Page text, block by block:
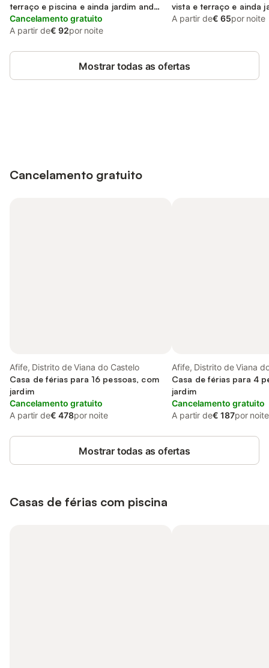
terraço e piscina e ainda jardim and
vista
Cancelamento gratuito
A partir de€ 92por noite
vista e terraço e ainda
animais de estimação
A partir de€ 65por noite
Mostrar todas as ofertas
Cancelamento gratuito
Afife, Distrito de Viana do Castelo
Casa de férias para 16 pessoas, com
jardim
Cancelamento gratuito
A partir de€ 478por noite
Afife, Distrito de Viana
Casa de férias para 4
jardim
Cancelamento gratuito
A partir de€ 187por noite
Mostrar todas as ofertas
Casas de férias com piscina